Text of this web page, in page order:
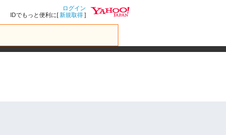
ログイン
IDでもっと便利に[新規取得 ]